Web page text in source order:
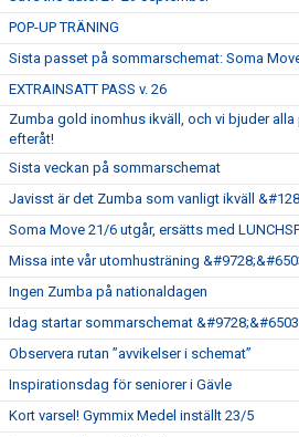
POP-UP TRÄNING
Sista passet på sommarschemat: Soma
EXTRAINSATT PASS v. 26
Zumba gold inomhus ikväll, och vi bjuder alla
efteråt!
Sista veckan på sommarschemat
Javisst är det Zumba som vanligt ikväll
Soma Move 21/6 utgår, ersätts med
Missa inte vår utomhusträning
Ingen Zumba på nationaldagen
Idag startar sommarschemat
Observera rutan ”avvikelser i schemat”
Inspirationsdag för seniorer i Gävle
Kort varsel! Gymmix Medel inställt 23/5